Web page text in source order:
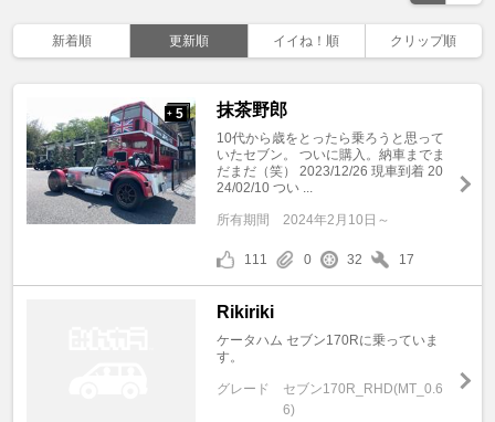
新着順 更新順 イイね！順 クリップ順
+ 5 抹茶野郎
10代から歳をとったら乗ろうと思って
いたセブン。 ついに購入。納車までま
だまだ（笑） 2023/12/26 現車到着 20
24/02/10 つい ...
所有期間 2024年2月10日～
111 0 32 17
Rikiriki
ケータハム セブン170Rに乗っていま
す。
グレード
セブン170R_RHD(MT_0.6
6)